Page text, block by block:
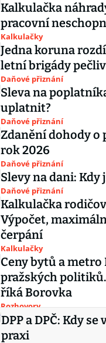
Kalkulačka
pracovní
Kalkulačky
Jedna koruna
letní brigády
Daňové přiznání
Sleva na
uplatnit?
Daňové přiznání
Zdanění dohody o
rok 2026
Daňové přiznání
Slevy na dani:
Daňové přiznání
Kalkulačka
Výpočet,
čerpání
Kalkulačky
Ceny bytů a
pražských
říká Borovka
Rozhovory
DPP a DPČ: Kdy
praxi